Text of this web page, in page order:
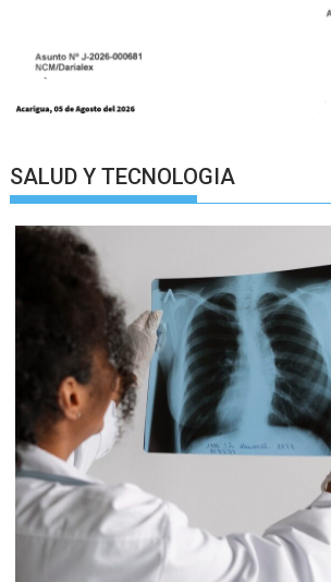
SALUD Y TECNOLOGIA